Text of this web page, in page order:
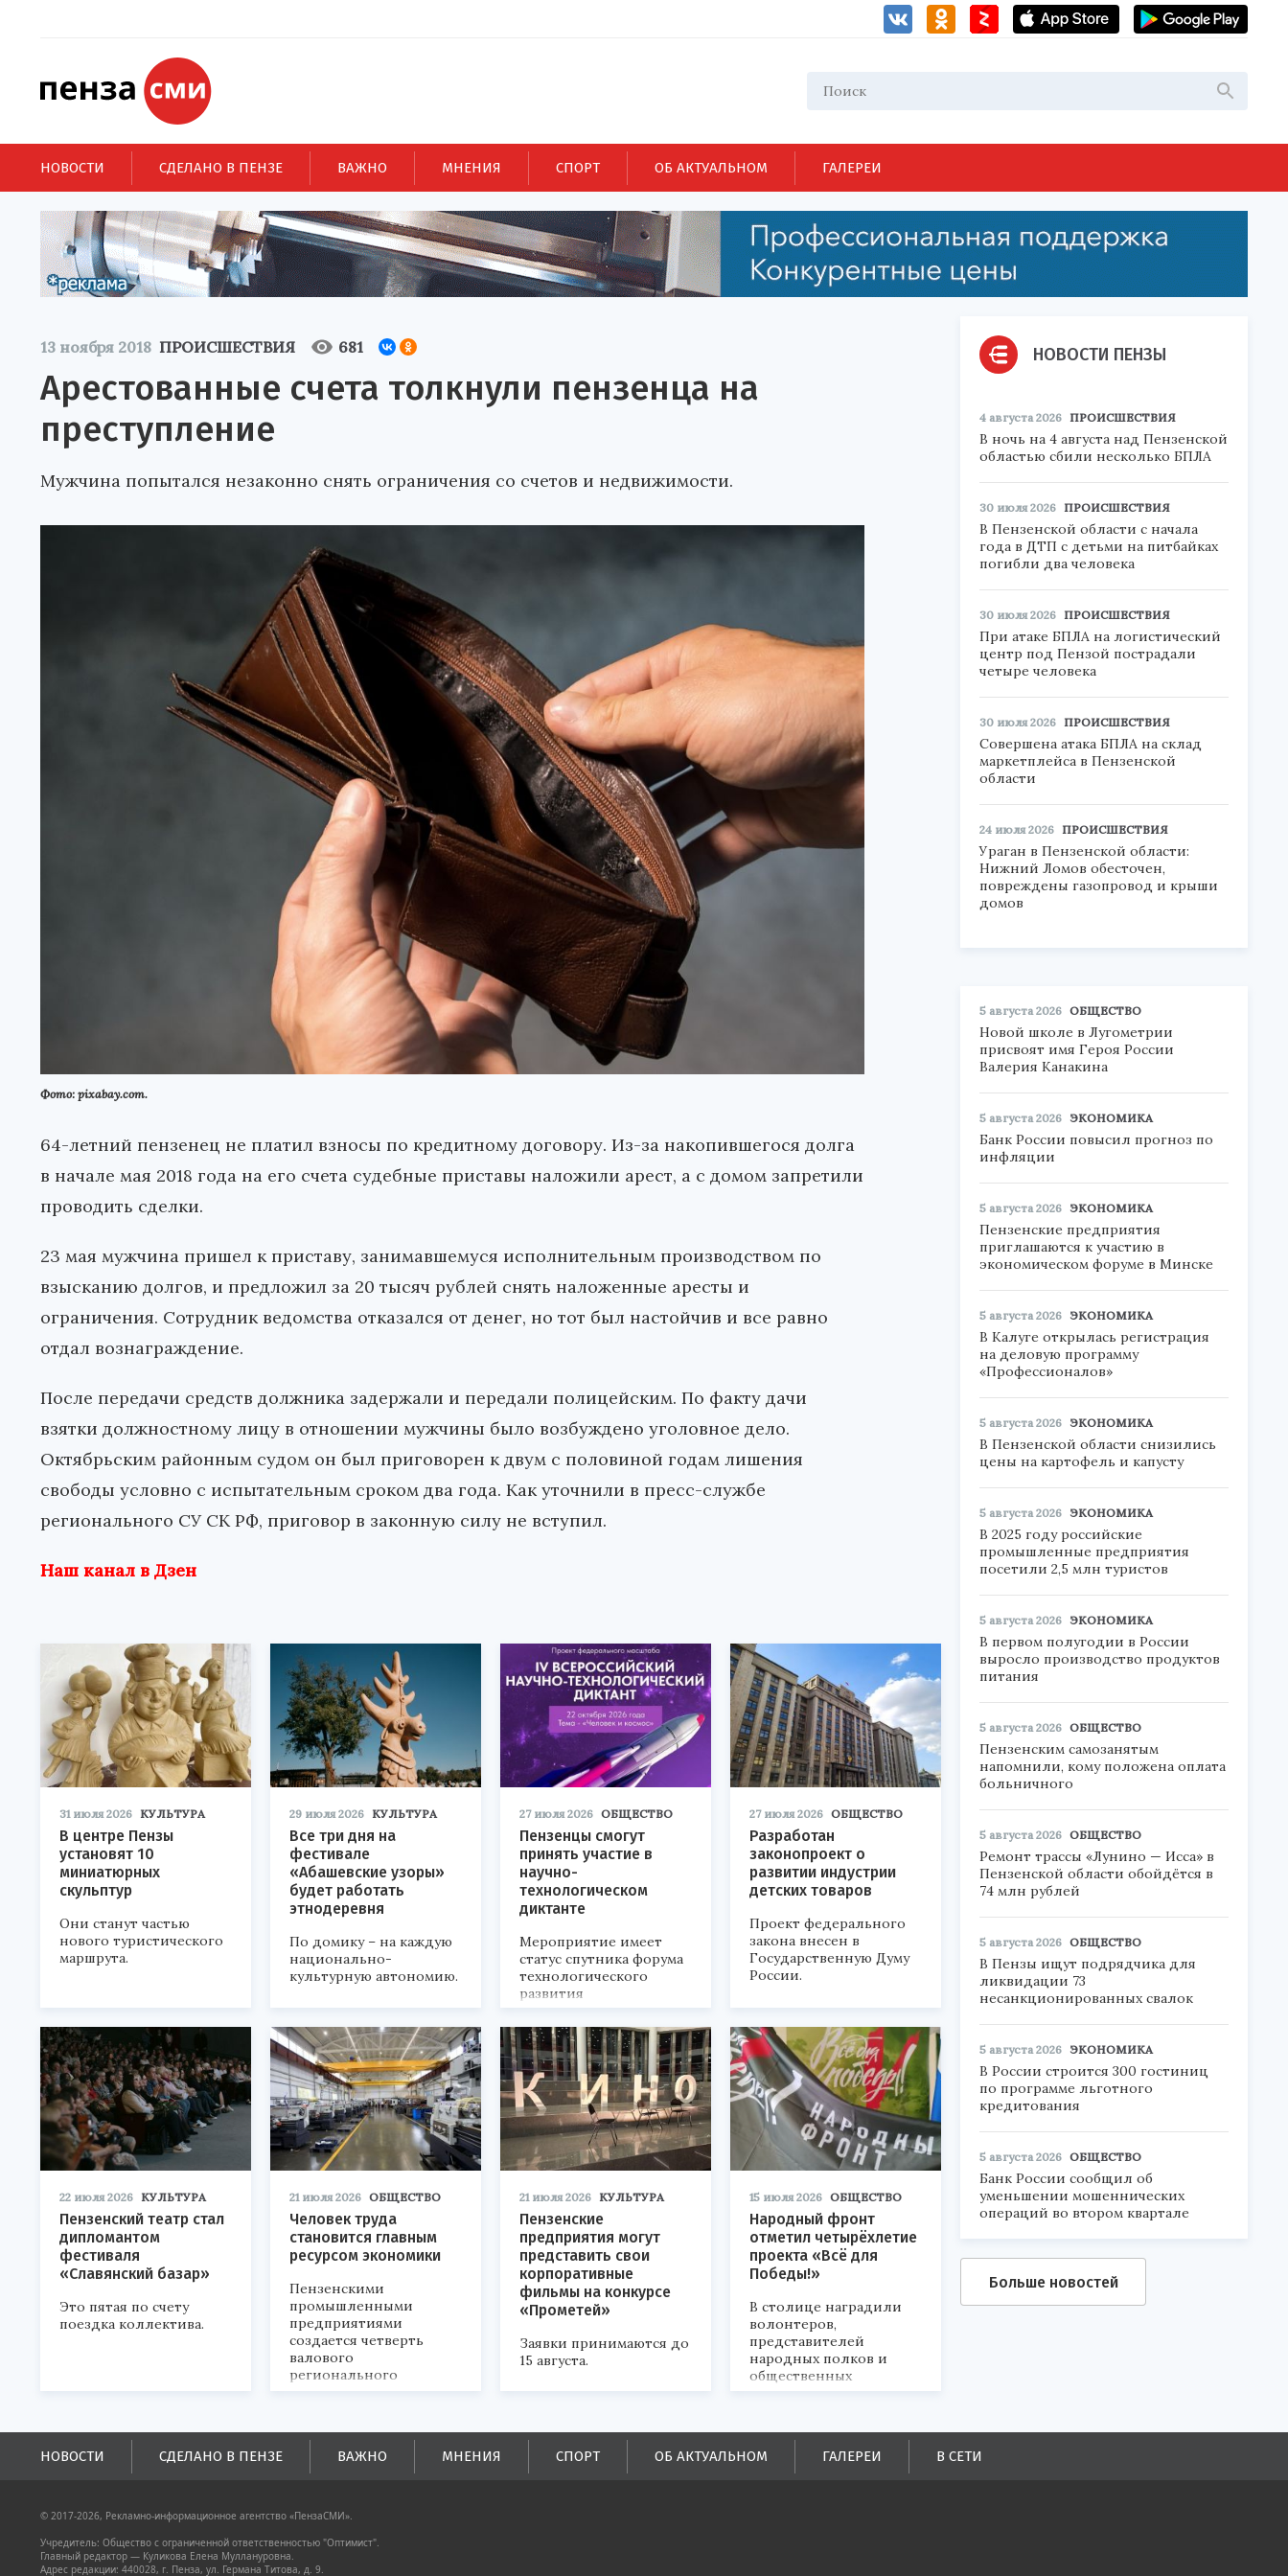
НОВОСТИ СДЕЛАНО В ПЕНЗЕ ВАЖНО МНЕНИЯ СПОРТ ОБ АКТУАЛЬНОМ ГАЛЕРЕИ
13 ноября 2018 ПРОИСШЕСТВИЯ 681
Арестованные счета толкнули пензенца на
преступление
Мужчина попытался незаконно снять ограничения со счетов и недвижимости.
Фото: pixabay.com.
64-летний пензенец не платил взносы по кредитному договору. Из-за накопившегося долга
в начале мая 2018 года на его счета судебные приставы наложили арест, а с домом запретили
проводить сделки.
23 мая мужчина пришел к приставу, занимавшемуся исполнительным производством по
взысканию долгов, и предложил за 20 тысяч рублей снять наложенные аресты и
ограничения. Сотрудник ведомства отказался от денег, но тот был настойчив и все равно
отдал вознаграждение.
После передачи средств должника задержали и передали полицейским. По факту дачи
взятки должностному лицу в отношении мужчины было возбуждено уголовное дело.
Октябрьским районным судом он был приговорен к двум с половиной годам лишения
свободы условно с испытательным сроком два года. Как уточнили в пресс-службе
регионального СУ СК РФ, приговор в законную силу не вступил.
Наш канал в Дзен
31 июля 2026 КУЛЬТУРА
В центре Пензы
установят 10
миниатюрных
скульптур
Они станут частью
нового туристического
маршрута.
29 июля 2026 КУЛЬТУРА
Все три дня на
фестивале
«Абашевские узоры»
будет работать
этнодеревня
По домику – на каждую
национально-
культурную автономию.
27 июля 2026 ОБЩЕСТВО
Пензенцы смогут
принять участие в
научно-
технологическом
диктанте
Мероприятие имеет
статус спутника форума
технологического
развития
«Технопром-2026».
27 июля 2026 ОБЩЕСТВО
Разработан
законопроект о
развитии индустрии
детских товаров
Проект федерального
закона внесен в
Государственную Думу
России.
22 июля 2026 КУЛЬТУРА
Пензенский театр стал
дипломантом
фестиваля
«Славянский базар»
Это пятая по счету
поездка коллектива.
21 июля 2026 ОБЩЕСТВО
Человек труда
становится главным
ресурсом экономики
Пензенскими
промышленными
предприятиями
создается четверть
валового
регионального
продукта и
поступлений в
бюджеты всех уровней.
21 июля 2026 КУЛЬТУРА
Пензенские
предприятия могут
представить свои
корпоративные
фильмы на конкурсе
«Прометей»
Заявки принимаются до
15 августа.
15 июля 2026 ОБЩЕСТВО
Народный фронт
отметил четырёхлетие
проекта «Всё для
Победы!»
В столице наградили
волонтеров,
представителей
народных полков и
общественных
объединений.
НОВОСТИ ПЕНЗЫ
4 августа 2026 ПРОИСШЕСТВИЯ
В ночь на 4 августа над Пензенской
областью сбили несколько БПЛА
30 июля 2026 ПРОИСШЕСТВИЯ
В Пензенской области с начала
года в ДТП с детьми на питбайках
погибли два человека
30 июля 2026 ПРОИСШЕСТВИЯ
При атаке БПЛА на логистический
центр под Пензой пострадали
четыре человека
30 июля 2026 ПРОИСШЕСТВИЯ
Совершена атака БПЛА на склад
маркетплейса в Пензенской
области
24 июля 2026 ПРОИСШЕСТВИЯ
Ураган в Пензенской области:
Нижний Ломов обесточен,
повреждены газопровод и крыши
домов
5 августа 2026 ОБЩЕСТВО
Новой школе в Лугометрии
присвоят имя Героя России
Валерия Канакина
5 августа 2026 ЭКОНОМИКА
Банк России повысил прогноз по
инфляции
5 августа 2026 ЭКОНОМИКА
Пензенские предприятия
приглашаются к участию в
экономическом форуме в Минске
5 августа 2026 ЭКОНОМИКА
В Калуге открылась регистрация
на деловую программу
«Профессионалов»
5 августа 2026 ЭКОНОМИКА
В Пензенской области снизились
цены на картофель и капусту
5 августа 2026 ЭКОНОМИКА
В 2025 году российские
промышленные предприятия
посетили 2,5 млн туристов
5 августа 2026 ЭКОНОМИКА
В первом полугодии в России
выросло производство продуктов
питания
5 августа 2026 ОБЩЕСТВО
Пензенским самозанятым
напомнили, кому положена оплата
больничного
5 августа 2026 ОБЩЕСТВО
Ремонт трассы «Лунино — Исса» в
Пензенской области обойдётся в
74 млн рублей
5 августа 2026 ОБЩЕСТВО
В Пензы ищут подрядчика для
ликвидации 73
несанкционированных свалок
5 августа 2026 ЭКОНОМИКА
В России строится 300 гостиниц
по программе льготного
кредитования
5 августа 2026 ОБЩЕСТВО
Банк России сообщил об
уменьшении мошеннических
операций во втором квартале
Больше новостей
НОВОСТИ СДЕЛАНО В ПЕНЗЕ ВАЖНО МНЕНИЯ СПОРТ ОБ АКТУАЛЬНОМ ГАЛЕРЕИ В СЕТИ
© 2017-2026, Рекламно-информационное агентство «ПензаСМИ».
Учредитель: Общество с ограниченной ответственностью "Оптимист".
Главный редактор — Куликова Елена Муллануровна.
Адрес редакции: 440028, г. Пенза, ул. Германа Титова, д. 9.